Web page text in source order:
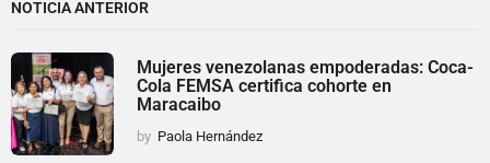
NOTICIA ANTERIOR
Mujeres venezolanas empoderadas: Coca-
Cola FEMSA certifica cohorte en
Maracaibo
by Paola Hernández